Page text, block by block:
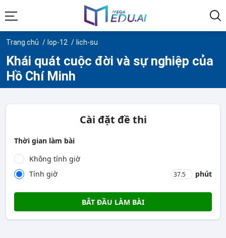
Trang chủ lop-12 lich-su
Khái quát cuộc đời và sự nghiệp của
Hồ Chí Minh
Cài đặt đề thi
Thời gian làm bài
Không tính giờ
Tính giờ
phút
BẮT ĐẦU LÀM BÀI